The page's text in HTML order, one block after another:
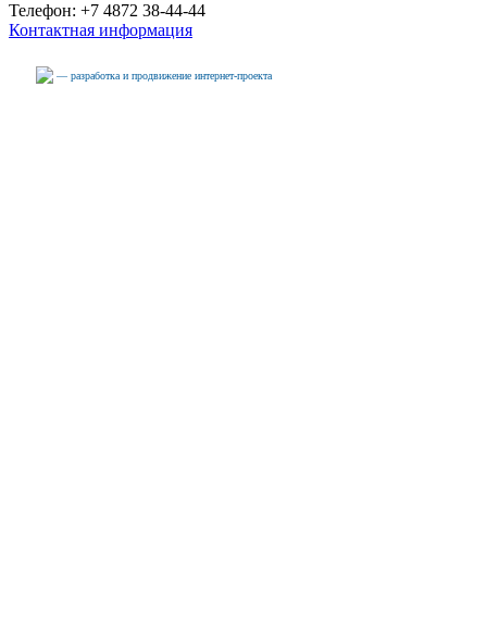
Телефон: +7 4872 38-44-44
Контактная информация
— разработка и продвижение интернет-проекта